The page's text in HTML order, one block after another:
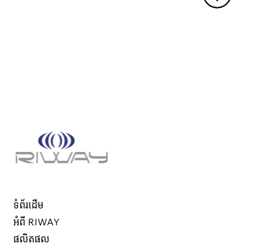
ទំព័រដើម
អំពី RIWAY
ផលិតផល